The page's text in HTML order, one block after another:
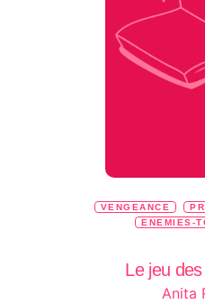
VENGEANCE
ENEMIES-
Le jeu
Anita